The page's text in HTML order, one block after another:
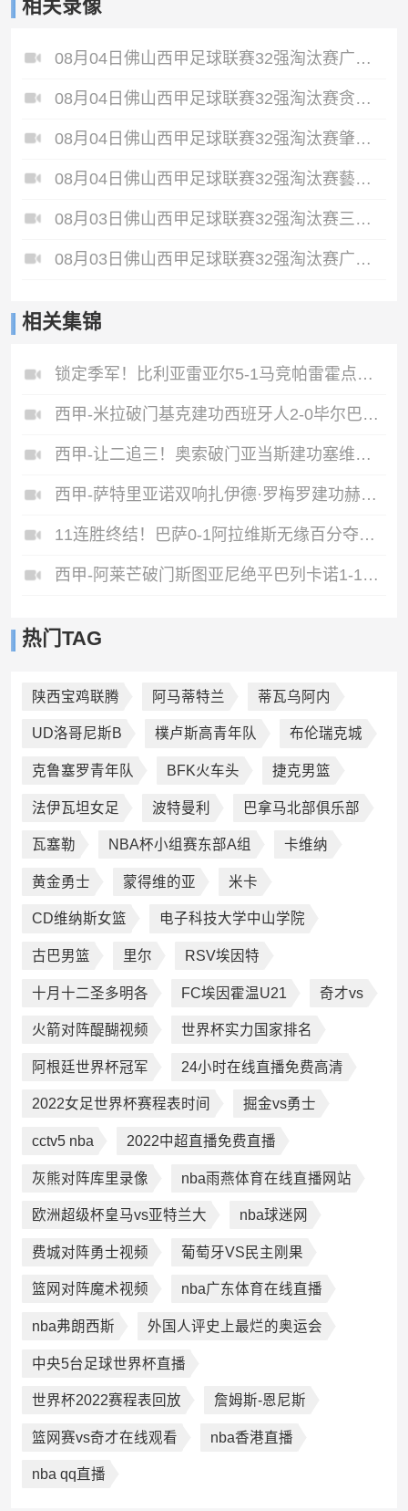
相关录像
08月04日佛山西甲足球联赛32强淘汰赛广东西南建设VS香港圣徒全场录像
08月04日佛山西甲足球联赛32强淘汰赛贪玩游戏VS美的薪火全场录像
08月04日佛山西甲足球联赛32强淘汰赛肇庆恒骏成VS三七互娱全场录像
08月04日佛山西甲足球联赛32强淘汰赛藝品高國際VS湛江狂狼·粵辉能源全场录像
08月03日佛山西甲足球联赛32强淘汰赛三水乐民兴健力宝VS中国澳门澳科精英全场录像
08月03日佛山西甲足球联赛32强淘汰赛广东凤铝VS湛江八部科技全场录像
相关集锦
锁定季军！比利亚雷亚尔5-1马竞帕雷霍点射佩雷斯两射一传
西甲-米拉破门基克建功西班牙人2-0毕尔巴鄂竞技
西甲-让二追三！奥索破门亚当斯建功塞维利亚3-2逆转比利亚雷亚尔
西甲-萨特里亚诺双响扎伊德·罗梅罗建功赫塔费3-1马略卡
11连胜终结！巴萨0-1阿拉维斯无缘百分夺冠巴萨全场零射正
西甲-阿莱芒破门斯图亚尼绝平巴列卡诺1-1赫罗纳
热门TAG
陕西宝鸡联腾 阿马蒂特兰 蒂瓦乌阿内
UD洛哥尼斯B 樸卢斯高青年队 布伦瑞克城
克鲁塞罗青年队 BFK火车头 捷克男篮
法伊瓦坦女足 波特曼利 巴拿马北部俱乐部
瓦塞勒 NBA杯小组赛东部A组 卡维纳
黄金勇士 蒙得维的亚 米卡
CD维纳斯女篮 电子科技大学中山学院
古巴男篮 里尔 RSV埃因特
十月十二圣多明各 FC埃因霍温U21 奇才vs
火箭对阵醍醐视频 世界杯实力国家排名
阿根廷世界杯冠军 24小时在线直播免费高清
2022女足世界杯赛程表时间 掘金vs勇士
cctv5 nba 2022中超直播免费直播
灰熊对阵库里录像 nba雨燕体育在线直播网站
欧洲超级杯皇马vs亚特兰大 nba球迷网
费城对阵勇士视频 葡萄牙VS民主刚果
篮网对阵魔术视频 nba广东体育在线直播
nba弗朗西斯 外国人评史上最烂的奥运会
中央5台足球世界杯直播
世界杯2022赛程表回放 詹姆斯-恩尼斯
篮网赛vs奇才在线观看 nba香港直播
nba qq直播